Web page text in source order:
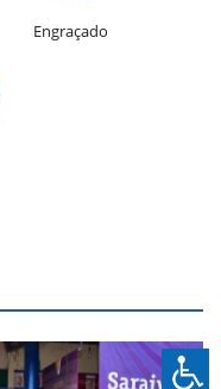
Engraçado